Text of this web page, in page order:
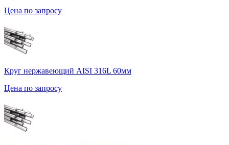
Цена по запросу
Круг нержавеющий AISI 316L 60мм
Цена по запросу